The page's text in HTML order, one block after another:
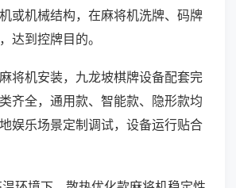
或机械结构，在麻将机洗牌、码牌
达到控牌目的。
将机安装，九龙坡棋牌设备配套完
齐全，通用款、智能款、隐形款均
娱乐场景定制调试，设备运行贴合